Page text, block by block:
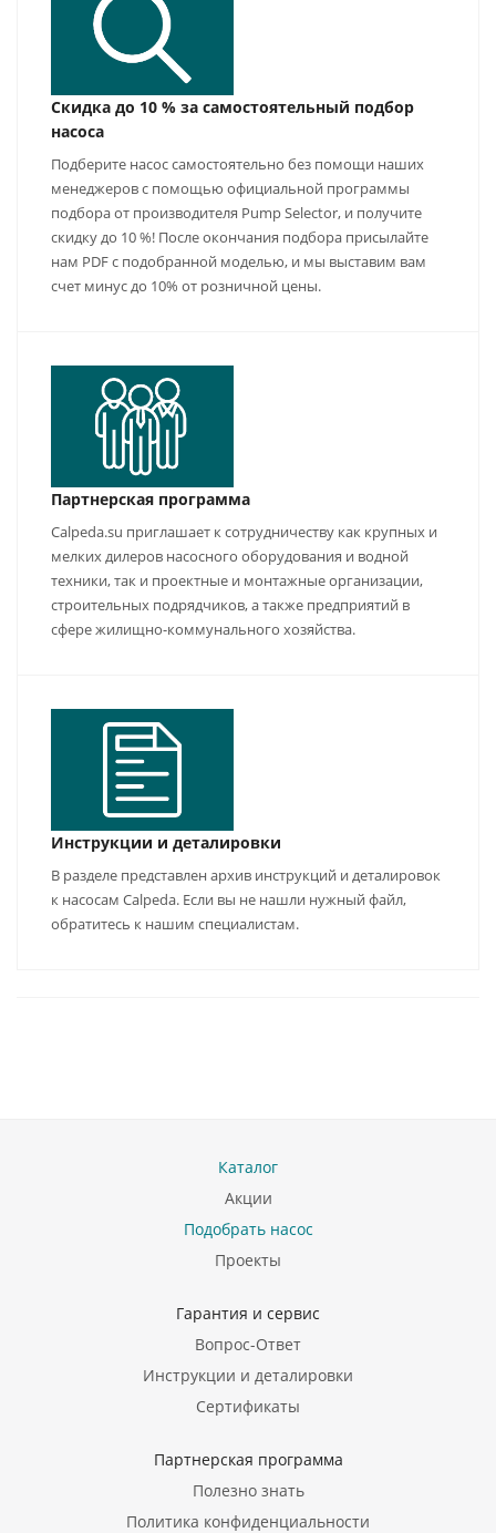
Скидка до 10 % за самостоятельный подбор
насоса
Подберите насос самостоятельно без помощи наших
менеджеров с помощью официальной программы
подбора от производителя Pump Selector, и получите
скидку до 10 %! После окончания подбора присылайте
нам PDF с подобранной моделью, и мы выставим вам
счет минус до 10% от розничной цены.
Партнерская программа
Calpeda.su приглашает к сотрудничеству как крупных и
мелких дилеров насосного оборудования и водной
техники, так и проектные и монтажные организации,
строительных подрядчиков, а также предприятий в
сфере жилищно-коммунального хозяйства.
Инструкции и деталировки
В разделе представлен архив инструкций и деталировок
к насосам Calpeda. Если вы не нашли нужный файл,
обратитесь к нашим специалистам.
Каталог
Акции
Подобрать насос
Проекты
Гарантия и сервис
Вопрос-Ответ
Инструкции и деталировки
Сертификаты
Партнерская программа
Полезно знать
Политика конфиденциальности